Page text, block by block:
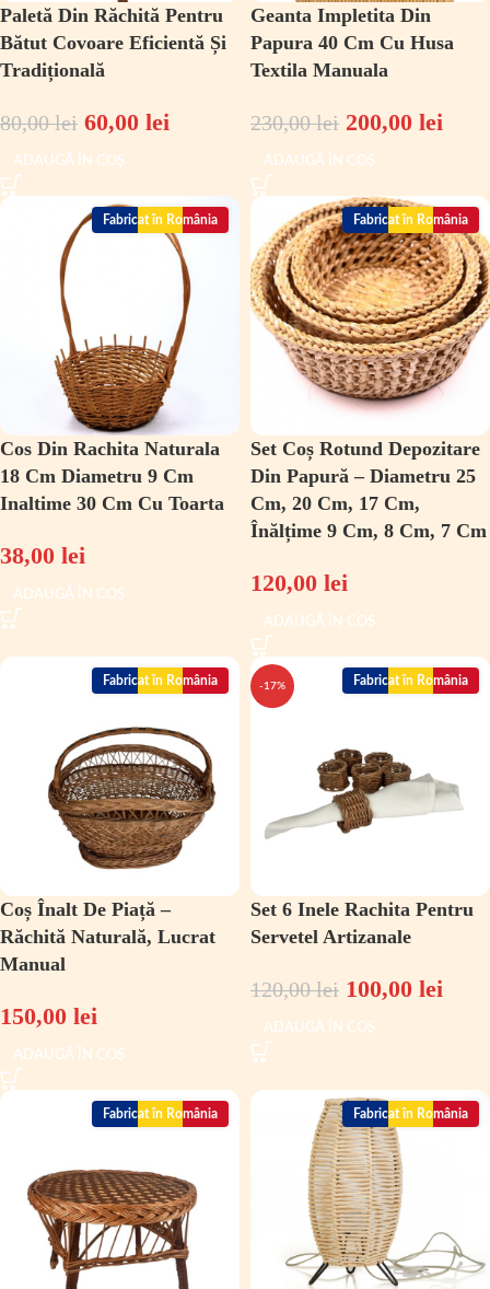
Paletă Din Răchită Pentru
Bătut Covoare Eficientă Și
Tradițională
80,00lei 60,00 lei
ADAUGĂ ÎN COȘ
Geanta Impletita Din
Papura 40 Cm Cu Husa
Textila Manuala
230,00lei 200,00 lei
ADAUGĂ ÎN COȘ
Fabricat în România
Cos Din Rachita Naturala
18 Cm Diametru 9 Cm
Inaltime 30 Cm Cu Toarta
38,00 lei
ADAUGĂ ÎN COȘ
Fabricat în România
Set Coș Rotund Depozitare
Din Papură – Diametru 25
Cm, 20 Cm, 17 Cm,
Înălțime 9 Cm, 8 Cm, 7 Cm
120,00 lei
ADAUGĂ ÎN COȘ
Fabricat în România
Coș Înalt De Piață –
Răchită Naturală, Lucrat
Manual
150,00 lei
ADAUGĂ ÎN COȘ
-17% Fabricat în România
Set 6 Inele Rachita Pentru
Servetel Artizanale
120,00lei 100,00 lei
ADAUGĂ ÎN COȘ
Fabricat în România Fabricat în România